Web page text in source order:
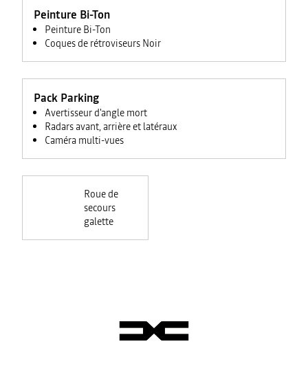
Peinture Bi-Ton
Peinture Bi-Ton
Coques de rétroviseurs Noir
Pack Parking
Avertisseur d'angle mort
Radars avant, arrière et latéraux
Caméra multi-vues
Roue de
secours
galette